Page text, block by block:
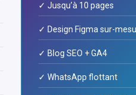
✓ Jusqu’à 10 pages
✓ Design Figma sur-
✓ Blog SEO + GA4
✓ WhatsApp flottant